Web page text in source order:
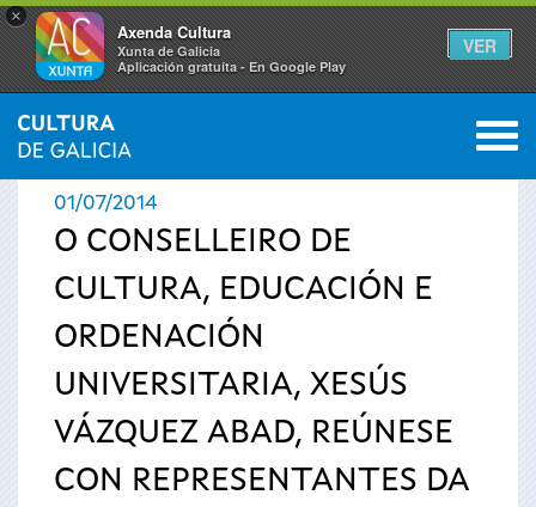
×
Axenda Cultura
Xunta de Galicia
Aplicación gratuíta - En Google Play
VER
Se
encuentra
usted
aquí
INICIO › ACTUALIDAD 0
01/07/2014
O CONSELLEIRO DE
CULTURA, EDUCACIÓN E
ORDENACIÓN
UNIVERSITARIA, XESÚS
VÁZQUEZ ABAD, REÚNESE
CON REPRESENTANTES DA